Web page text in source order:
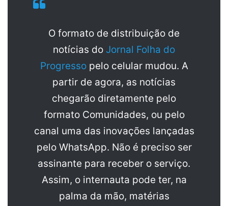
O formato de distribuição de
notícias do Jornal Folha do
Progresso pelo celular mudou. A
partir de agora, as notícias
chegarão diretamente pelo
formato Comunidades, ou pelo
canal uma das inovações lançadas
pelo WhatsApp. Não é preciso ser
assinante para receber o serviço.
Assim, o internauta pode ter, na
palma da mão, matérias